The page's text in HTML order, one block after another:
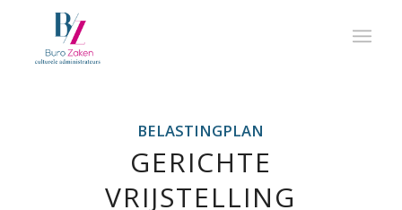
BELASTINGPLAN
GERICHTE
VRIJSTELLING